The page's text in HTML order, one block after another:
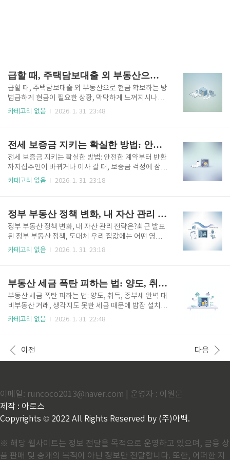
급할 때, 주택담보대출 외 부동산으로 현금 확보하는 방법
급할 때, 주택담보대출 외 부동산으로 현금 확보하는 방
법급하게 현금이 필요한 상황, 막막하게 느껴지시나요?
주택담보대출 외에도 여러분의 소중한 부동산 자산을
떠올리는 것이 바로 주택담보대출일 것입니다. 하지만
주택담보대출 외에도 부동산을 담보로 하거나, 부동산
관련 권리를 활용하여 현금을 확보할 수 있는 다양한 금
융 상품들이 존재합니다. 특히 30대, 40대, 50대 등 생
애주기별로 자금 필요성이 달라지는 분들에게는 이러
보다 유연하게 활용..
카테고리 없음 2026. 1. 31. 23:48
전세 보증금 지키는 확실한 방법: 안전한 계약부터 반환까지
전세 보증금 지키는 확실한 방법: 안전한 계약부터 반환
까지집주인이 바뀌거나 이사 갈 때, 보증금 걱정에 잠
못 이루신 적 있으신가요?많은 분들이 주거 안정을 위
한 상황이라면, 전세 보증금은 무엇과도 바꿀 수 없는
소중한 자산이 될 것입니다. 이 글은 여러분의 소중한
전세 보증금을 안전하게 지키고, 보증금을 제대로 돌려
받기 위한 구체적인 방법들을 명확하고 쉽게 안내해 드
립니다. 전세계약 시 발생할 수 있는 위험을 미리 파악
은 '안전한 집주인'과 ..
카테고리 없음 2026. 1. 31. 23:18
정부 부동산 정책 변화, 내 자산 관리 전략은?
정부 부동산 정책 변화, 내 자산 관리 전략은?최근 발표
된 정부 부동산 정책, 도대체 우리 집값에는 어떤 영향
을 줄까요?숨 가쁘게 변화하는 부동산 시장 앞에서 많
돈이 필요한 상황이 아니더라도, 우리의 소중한 자산을
어떻게 지키고 늘려나갈지 고민하는 것은 현명한 삶을
위한 필수 과제입니다.이 글에서는 최근 발표된 주요 부
동산 정책들을 꼼꼼히 분석하고, 이러한 정책들이 부동
산 매매, 전세 시장, 그리고 여러분의 대출과 세금에 어
다. 단순히 정보를 전달하는 것을 넘어, 현재 상황에서
여러분의 자산을..
카테고리 없음 2026. 1. 31. 23:18
부동산 세금 폭탄 피하는 법: 양도, 취득, 종부세 완벽 대비
부동산 세금 폭탄 피하는 법: 양도, 취득, 종부세 완벽 대
비부동산 거래, 생각지도 못한 세금 때문에 밤잠 설치신
적 있으신가요?부동산 거래는 단순히 집을 사고파는 것
세 등 부동산 세금에 대한 정확한 이해와 철저한 대비가
필수적입니다. 예상치 못한 세금 부담은 재정 계획을 흔
으로 세금 부담을 줄일 수 있는 실질적인 절세 노하우를
현실적인 사례와 함께 알아보겠습니다. 지금 바로 필요
한 자금을 확보하기 위해, 혹은 미래를 위한 현명한 부
동산..
카테고리 없음 2026. 1. 31. 22:48
이전 다음
이메일: runcoco2013@naver.com | 운영자 : 이원문
제작 : 아로스
Copyrights © 2022 All Rights Reserved by (주)아백.
※ 해당 웹사이트는 정보 전달을 목적으로 운영하고 있으며, 금융 상
품 판매 및 중개의 목적이 아닌 정보만 전달합니다. 또한, 어떠한 지